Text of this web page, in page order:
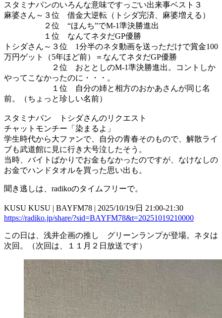
スタミナパンのいろんな意味ですっごい出来事ベスト３
麻婆さん～３位 借金大逆転（トシダ完済、麻婆増える）
２位 “ほんち”でM-1準決勝進出
１位 なんてネタだGP優勝
トシダさん～３位 1分半のネタ動画を送っただけで賞金100
万円ゲット（5年ほど前）＝なんてネタだGP優勝
２位 おととしのM-1準決勝進出。コントしか
やってこなかったのに・・・。
１位 自分の姉と相方のおかあさんが同じ名
前。（ちょっと珍しい名前）
スタミナパン トシダさんのリクエスト
チャットモンチー「染まるよ」
学生時代から大ファンで、自分の青春そのもので、解散ライ
ブも武道館に見に行き大号泣したそう。
当時、バイトばかりでお金もなかったのですが、なけなしの
お金でハンドタオルを買った思い出も。
聞き逃しは、radikoのタイムフリーで。
KUSU KUSU | BAYFM78 | 2025/10/19/日 21:00-21:30
https://radiko.jp/share/?sid=BAYFM78&t=20251019210000
この日は、浅井企画の推し グリーンランプが登場。ネタは
次回。（次回は、１１月２日放送です）